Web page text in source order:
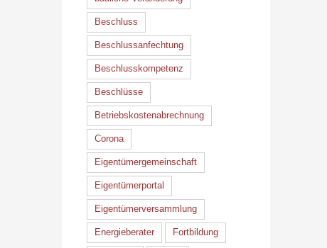
Beschluss
Beschlussanfechtung
Beschlusskompetenz
Beschlüsse
Betriebskostenabrechnung
Corona
Eigentümergemeinschaft
Eigentümerportal
Eigentümerversammlung
Energieberater Fortbildung